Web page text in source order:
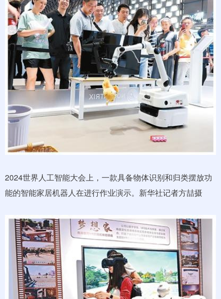
2024世界人工智能大会上，一款具备物体识别和归类摆放功
能的智能家居机器人在进行作业演示。新华社记者方喆摄